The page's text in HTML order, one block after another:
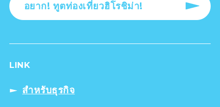
อยาก! ทูตท่องเที่ยวฮิโรชิม่า!
LINK
สำหรับธุรกิจ